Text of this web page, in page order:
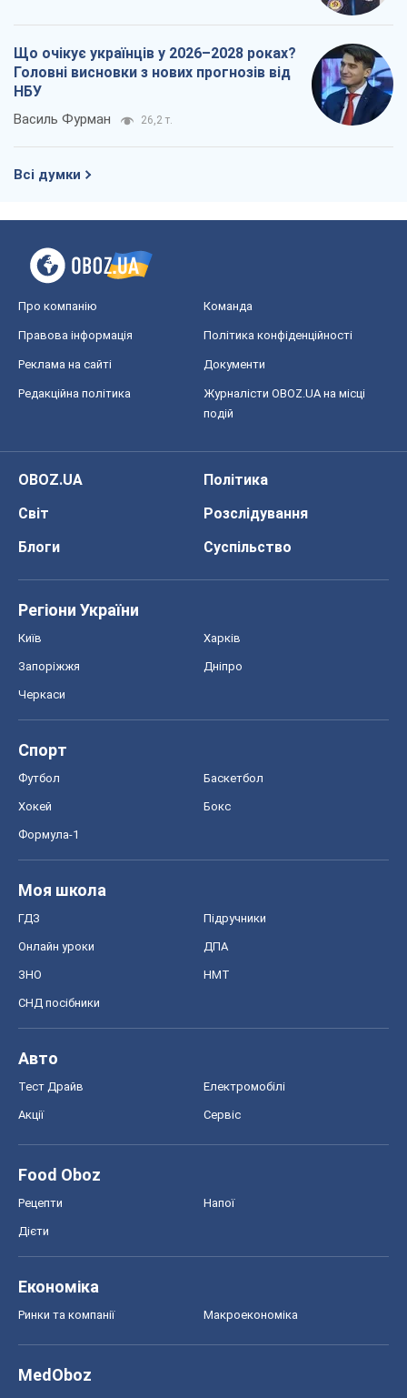
Що очікує українців у 2026–2028 роках?
Головні висновки з нових прогнозів від
НБУ
Василь Фурман 26,2 т.
Всі думки
Про компанію Команда
Правова інформація Політика конфіденційності
Реклама на сайті Документи
Редакційна політика
Журналісти OBOZ.UA на місці
подій
OBOZ.UA
Політика
Світ
Розслідування
Блоги
Суспільство
Регіони України
Київ Харків
Запоріжжя Дніпро
Черкаси
Спорт
Футбол Баскетбол
Хокей Бокс
Формула-1
Моя школа
ГДЗ Підручники
Онлайн уроки ДПА
ЗНО НМТ
СНД посібники
Авто
Тест Драйв Електромобілі
Акції Сервіс
Food Oboz
Рецепти Напої
Дієти
Економіка
Ринки та компанії Макроекономіка
MedOboz